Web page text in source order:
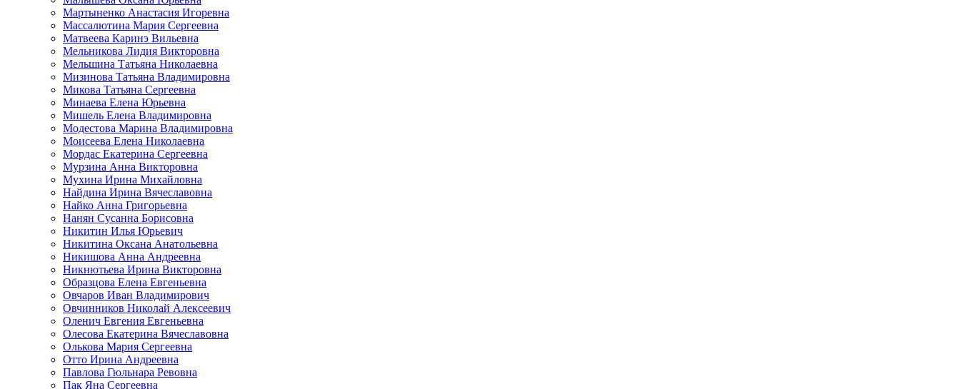
Мартыненко Анастасия Игоревна
Массалютина Мария Сергеевна
Матвеева Каринэ Вильевна
Мельникова Лидия Викторовна
Мельшина Татьяна Николаевна
Мизинова Татьяна Владимировна
Микова Татьяна Сергеевна
Минаева Елена Юрьевна
Мишель Елена Владимировна
Модестова Марина Владимировна
Моисеева Елена Николаевна
Мордас Екатерина Сергеевна
Мурзина Анна Викторовна
Мухина Ирина Михайловна
Найдина Ирина Вячеславовна
Найко Анна Григорьевна
Нанян Сусанна Борисовна
Никитин Илья Юрьевич
Никитина Оксана Анатольевна
Никишова Анна Андреевна
Никнютьева Ирина Викторовна
Образцова Елена Евгеньевна
Овчаров Иван Владимирович
Овчинников Николай Алексеевич
Оленич Евгения Евгеньевна
Олесова Екатерина Вячеславовна
Олькова Мария Сергеевна
Отто Ирина Андреевна
Павлова Гюльнара Ревовна
Пак Яна Сергеевна